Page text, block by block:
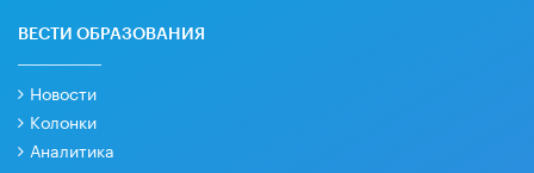
ВЕСТИ ОБРАЗОВАНИЯ
Новости
Колонки
Аналитика